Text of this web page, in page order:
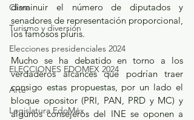
Clima
Turismo y diversión
Elecciones presidenciales 2024
ELECCIONES EDOMEX 2024
Arte
Legislatura EdoMéx
disminuir el número de diputados y
senadores de representación proporcional,
los famosos pluris.
Mucho se ha debatido en torno a los
verdaderos alcances que podrían traer
consigo estas propuestas, por un lado el
bloque opositor (PRI, PAN, PRD y MC) y
algunos consejeros del INE se oponen a